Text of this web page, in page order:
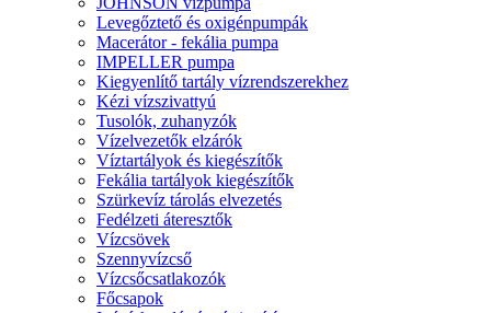
Levegőztető és oxigénpumpák
Macerátor - fekália pumpa
IMPELLER pumpa
Kiegyenlítő tartály vízrendszerekhez
Kézi vízszivattyú
Tusolók, zuhanyzók
Vízelvezetők elzárók
Víztartályok és kiegészítők
Fekália tartályok kiegészítők
Szürkevíz tárolás elvezetés
Fedélzeti áteresztők
Vízcsövek
Szennyvízcső
Vízcsőcsatlakozók
Főcsapok